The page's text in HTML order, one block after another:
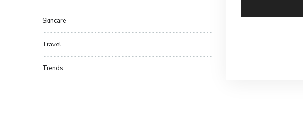
Skincare
Travel
Trends